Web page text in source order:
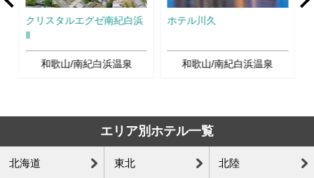
クリスタルエグゼ南紀白浜
Ⅱ
和歌山/南紀白浜温泉
ホテル川久
和歌山/南紀白浜温泉
エリア別ホテル一覧
北海道 東北 北陸